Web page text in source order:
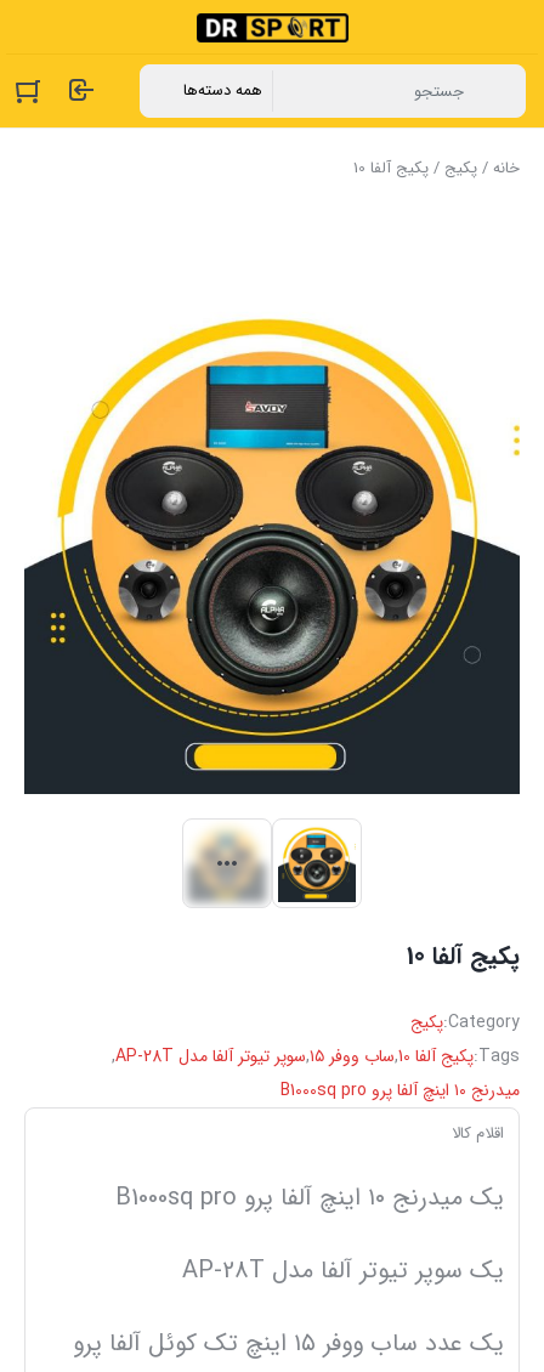
خانه/پکیج / پکیج آلفا 10
پکیج آلفا 10
Category:پکیج
Tags: پکیج آلفا 10 ,ساب ووفر ۱۵ ,سوپر تیوتر آلفا مدل AP-28T
,
میدرنج ۱۰ اینچ آلفا پرو B1000sq pro
اقلام کالا
یک میدرنج ۱۰ اینچ آلفا پرو B1000sq pro
یک سوپر تیوتر آلفا مدل AP-28T
یک عدد ساب ووفر ۱۵ اینچ تک کوئل آلفا پرو